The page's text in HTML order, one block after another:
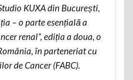
KUXA din București,
– o parte esențială a
renal”, ediția a doua, o
în parteneriat cu
de Cancer (FABC).